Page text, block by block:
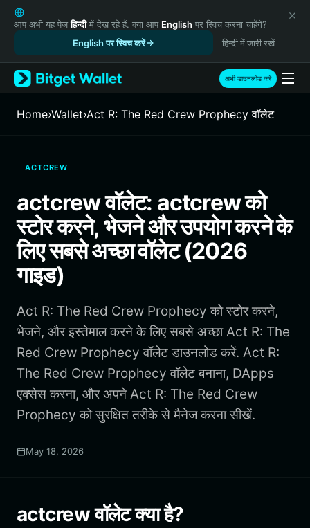
English
日本語
Русский
Español (Latinoamérica)
Türkçe
Italiano
繁體中文
Bahasa Indonesia
ภาษาไทย
हिन्दी
Español
Português (Brasil)
Español (Argentina)
आप अभी यह पेजहिन्दीमें देख रहे हैं. क्या आप English पर स्विच करना चाहेंगे?
English पर स्विच करें
हिन्दी में जारी रखें
अभी डाउनलोड करें
Home›Wallet›Act R: The Red Crew Prophecy वॉलेट
ACTCREW
actcrew वॉलेट: actcrew को
स्टोर करने, भेजने और उपयोग करने के
लिए सबसे अच्छा वॉलेट (2026
गाइड)
Act R: The Red Crew Prophecy को स्टोर करने,
भेजने, और इस्तेमाल करने के लिए सबसे अच्छा Act R: The
Red Crew Prophecy वॉलेट डाउनलोड करें. Act R:
The Red Crew Prophecy वॉलेट बनाना, DApps
एक्सेस करना, और अपने Act R: The Red Crew
Prophecy को सुरक्षित तरीके से मैनेज करना सीखें.
May 18, 2026
actcrew वॉलेट क्या है?